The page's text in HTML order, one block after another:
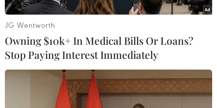
19h, trời vẫn chưa tối hẳn nhưng từ xa nhìn lại đã thấy ánh sáng
JG Wentworth
Owning $10k+ In Medical Bills Or Loans?
Stop Paying Interest Immediately